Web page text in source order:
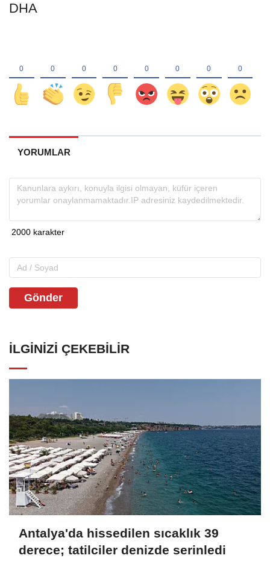
DHA
YORUMLAR
Gönder
İLGINIZI ÇEKEBILIR
Antalya'da hissedilen sıcaklık 39
derece; tatilciler denizde serinledi